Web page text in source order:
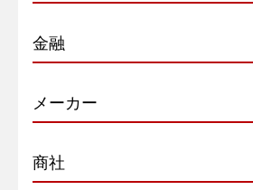
金融
メーカー
商社